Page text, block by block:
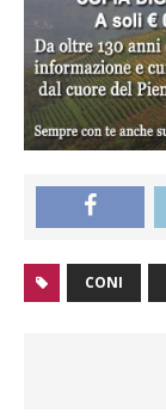
CONI